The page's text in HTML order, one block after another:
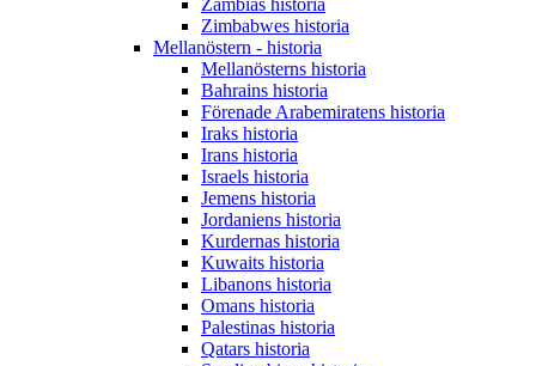
Zambias historia
Zimbabwes historia
Mellanöstern - historia
Mellanösterns historia
Bahrains historia
Förenade Arabemiratens historia
Iraks historia
Irans historia
Israels historia
Jemens historia
Jordaniens historia
Kurdernas historia
Kuwaits historia
Libanons historia
Omans historia
Palestinas historia
Qatars historia